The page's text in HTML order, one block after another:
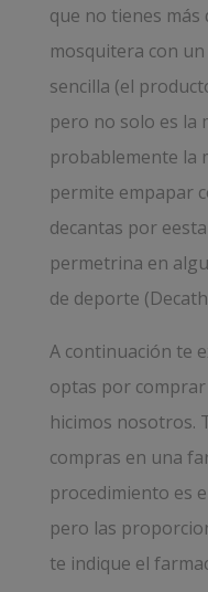
que no tienes
mosquitera con
sencilla (el
pero no solo es la
probablemente la
permite empapar
decantas por
permetrina en
de deporte
A continuación te
optas por
hicimos nosotros.
compras en una
procedimiento es
pero las
te indique el